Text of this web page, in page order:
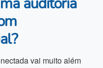
vai muito além